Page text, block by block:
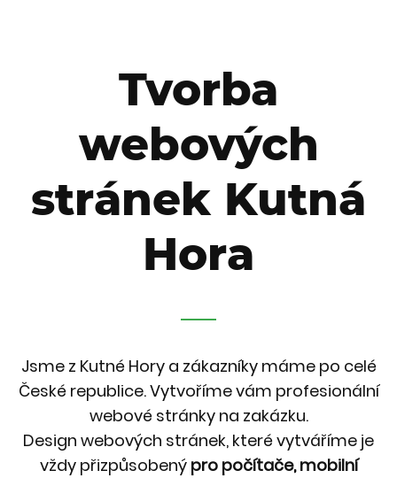
Tvorba
webových
stránek Kutná
Hora
Jsme z Kutné Hory a zákazníky máme po celé
České republice. Vytvoříme vám profesionální
webové stránky na zakázku.
Design webových stránek, které vytváříme je
vždy přizpůsobený pro počítače, mobilní